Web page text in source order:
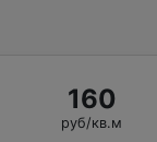
160
руб/кв.м